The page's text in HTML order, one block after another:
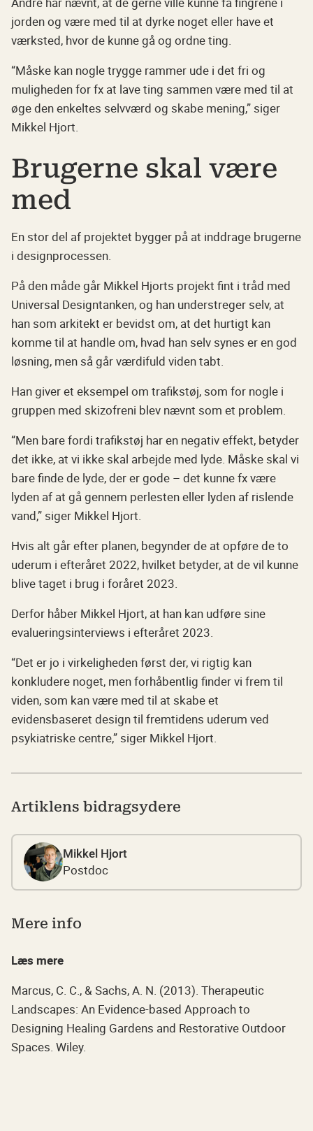
jorden og være med til at dyrke noget eller have et
værksted, hvor de kunne gå og ordne ting.
“Måske kan nogle trygge rammer ude i det fri og
muligheden for fx at lave ting sammen være med til at
øge den enkeltes selvværd og skabe mening,” siger
Mikkel Hjort.
Brugerne skal være
med
En stor del af projektet bygger på at inddrage brugerne
i designprocessen.
På den måde går Mikkel Hjorts projekt fint i tråd med
Universal Designtanken, og han understreger selv, at
han som arkitekt er bevidst om, at det hurtigt kan
komme til at handle om, hvad han selv synes er en god
løsning, men så går værdifuld viden tabt.
Han giver et eksempel om trafikstøj, som for nogle i
gruppen med skizofreni blev nævnt som et problem.
“Men bare fordi trafikstøj har en negativ effekt, betyder
det ikke, at vi ikke skal arbejde med lyde. Måske skal vi
bare finde de lyde, der er gode – det kunne fx være
lyden af at gå gennem perlesten eller lyden af rislende
vand,” siger Mikkel Hjort.
Hvis alt går efter planen, begynder de at opføre de to
uderum i efteråret 2022, hvilket betyder, at de vil kunne
blive taget i brug i foråret 2023.
Derfor håber Mikkel Hjort, at han kan udføre sine
evalueringsinterviews i efteråret 2023.
“Det er jo i virkeligheden først der, vi rigtig kan
konkludere noget, men forhåbentlig finder vi frem til
viden, som kan være med til at skabe et
evidensbaseret design til fremtidens uderum ved
psykiatriske centre,” siger Mikkel Hjort.
Artiklens bidragsydere
Mikkel Hjort
Postdoc
Mere info
Læs mere
Marcus, C. C., & Sachs, A. N. (2013). Therapeutic
Landscapes: An Evidence-based Approach to
Designing Healing Gardens and Restorative Outdoor
Spaces. Wiley.